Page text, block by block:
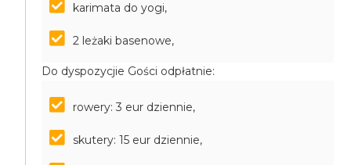
karimata do yogi,
2 leżaki basenowe,
Do dyspozycjie Gości odpłatnie:
rowery: 3 eur dziennie,
skutery: 15 eur dziennie,